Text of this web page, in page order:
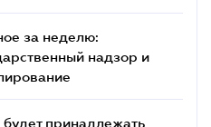
за неделю:
надзор и
принадлежать